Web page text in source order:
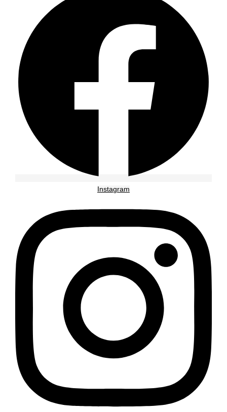
Instagram